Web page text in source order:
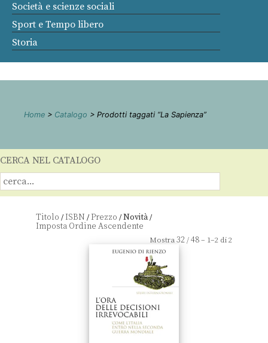
Società e scienze sociali
Sport e Tempo libero
Storia
Home > Catalogo > Prodotti taggati “La Sapienza”
CERCA NEL CATALOGO
Titolo /ISBN /Prezzo /Novità/
Mostra32/48– 1–2 di 2